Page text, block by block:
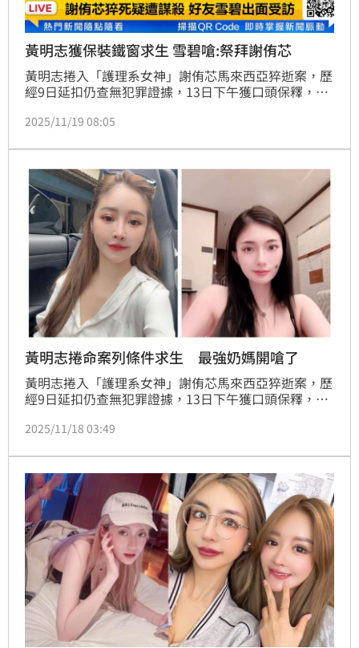
黃明志獲保裝鐵窗求生 雪碧嗆:祭拜謝侑芯
黃明志捲入「護理系女神」謝侑芯馬來西亞猝逝案，歷
經9日延扣仍查無犯罪證據，13日下午獲口頭保釋，重
完成的農曆新年賀歲曲，贊助商也跳船，讓無奈公開求
2025/11/19 08:05
黃明志捲命案列條件求生 最強奶媽開嗆了
黃明志捲入「護理系女神」謝侑芯馬來西亞猝逝案，歷
經9日延扣仍查無犯罪證據，13日下午獲口頭保釋，重
完成的農曆新年賀歲曲，贊助商也跳船，讓無奈公開求
2025/11/18 03:49